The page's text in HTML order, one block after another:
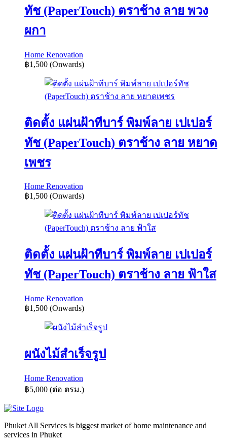
ทัช (PaperTouch) ตราช้าง ลาย พวง
ผกา
Home Renovation
฿1,500 (Onwards)
ติดตั้ง แผ่นฝ้าทีบาร์ พิมพ์ลาย เปเปอร์
ทัช (PaperTouch) ตราช้าง ลาย หยาด
เพชร
Home Renovation
฿1,500 (Onwards)
ติดตั้ง แผ่นฝ้าทีบาร์ พิมพ์ลาย เปเปอร์
ทัช (PaperTouch) ตราช้าง ลาย ฟ้าใส
Home Renovation
฿1,500 (Onwards)
ผนังไม้สำเร็จรูป
Home Renovation
฿5,000 (ต่อ ตรม.)
Phuket All Services is biggest market of home maintenance and
services in Phuket